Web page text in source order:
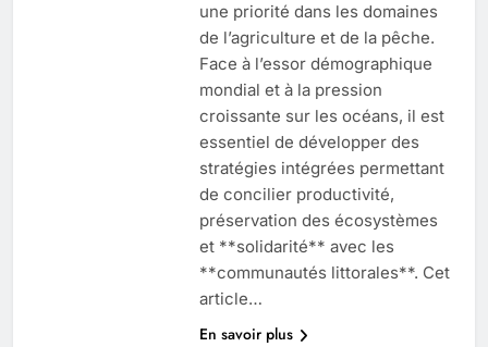
une priorité dans les domaines
de l’agriculture et de la pêche.
Face à l’essor démographique
mondial et à la pression
croissante sur les océans, il est
essentiel de développer des
stratégies intégrées permettant
de concilier productivité,
préservation des écosystèmes
et **solidarité** avec les
**communautés littorales**. Cet
article…
En savoir plus